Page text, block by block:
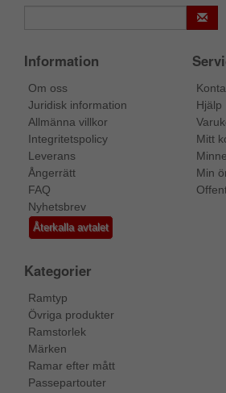
Information
Om oss
Juridisk information
Allmänna villkor
Integritetspolicy
Leverans
Ångerrätt
FAQ
Nyhetsbrev
Återkalla avtalet
Hjälp
Mitt
Min
Kategorier
Ramtyp
Övriga produkter
Ramstorlek
Märken
Ramar efter mått
Passepartouter